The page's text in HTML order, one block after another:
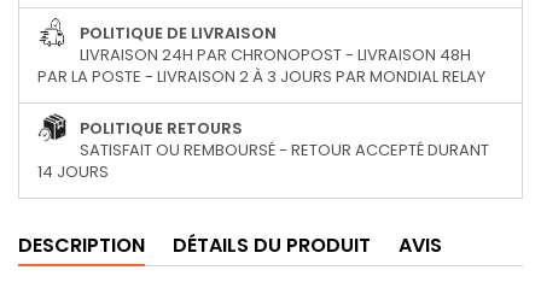
POLITIQUE DE LIVRAISON
LIVRAISON 24H PAR CHRONOPOST - LIVRAISON 48H
PAR LA POSTE - LIVRAISON 2 À 3 JOURS PAR MONDIAL RELAY
POLITIQUE RETOURS
SATISFAIT OU REMBOURSÉ - RETOUR ACCEPTÉ DURANT
14 JOURS
DESCRIPTION DÉTAILS DU PRODUIT AVIS